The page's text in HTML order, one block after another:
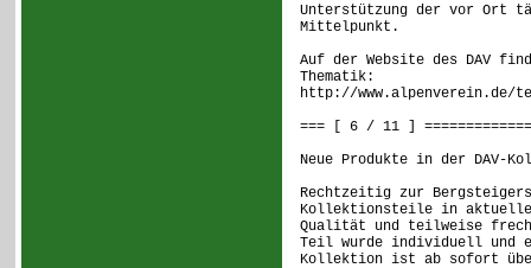
Unterstützung der vor Ort
Mittelpunkt.
Auf der Website des DAV
Thematik:
http://www.alpenverein.de/
=== [ 6 / 11 ]
Neue Produkte in der DAV-
Rechtzeitig zur
Kollektionsteile in
Qualität und teilweise
Teil wurde individuell und
Kollektion ist ab sofort über